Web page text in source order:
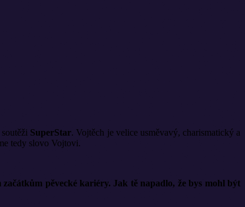
SuperStar. Vojtěch je velice usměvavý, charismatický a
tedy slovo Vojtovi.
pěvecké kariéry. Jak tě napadlo, že bys mohl být